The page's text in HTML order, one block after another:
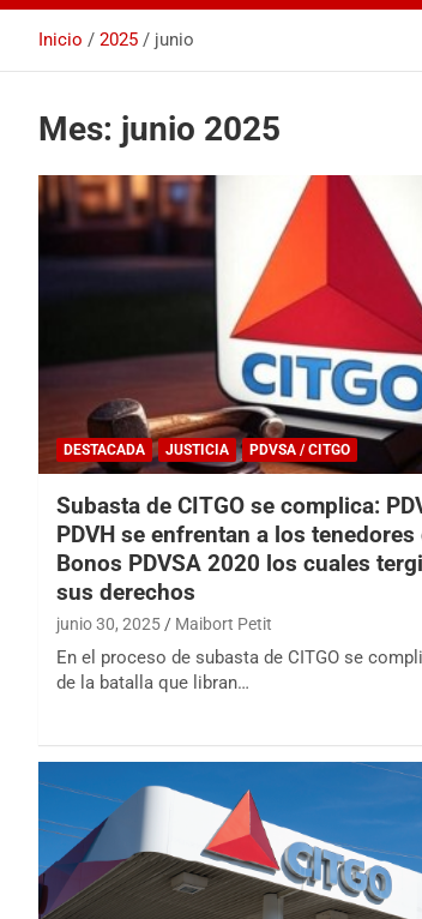
Inicio 2025 junio
Mes: junio 2025
DESTACADA JUSTICIA PDVSA / CITGO
Subasta de CITGO se complica:
PDVH se enfrentan a los tenedores
Bonos PDVSA 2020 los cuales
sus derechos
junio 30, 2025 Maibort Petit
En el proceso de subasta de CITGO se
de la batalla que libran…